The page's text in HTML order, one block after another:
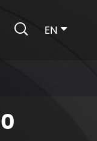
 EN